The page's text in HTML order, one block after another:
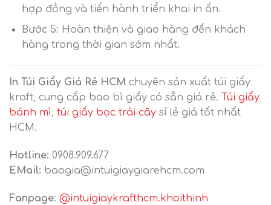
hợp đồng và tiến hành triển khai in ấn.
Bước 5: Hoàn thiện và giao hàng đến khách
hàng trong thời gian sớm nhất.
In Túi Giấy Giá Rẻ HCM chuyên sản xuất túi giấy
kraft, cung cấp bao bì giấy có sẵn giá rẻ. Túi giấy
bánh mì, túi giấy bọc trái cây sỉ lẻ giá tốt nhất
HCM.
Hotline: 0908.909.677
EMail: baogia@intuigiaygiarehcm.com
Fanpage: @intuigiaykrafthcm.khoithinh